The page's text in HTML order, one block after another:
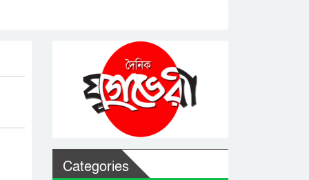
Categories